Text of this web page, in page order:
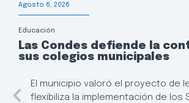
Agosto 6, 2026
Educación
Las Condes defiende la
sus colegios municipales
El municipio valoró el proyecto de
flexibiliza la implementación de los